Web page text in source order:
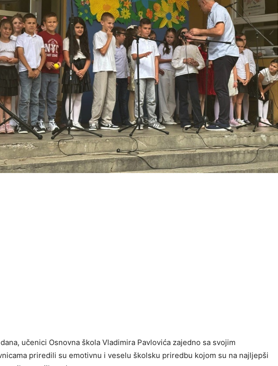
učenici Osnovna škola Vladimira Pavlovića zajedno sa svojim
priredili su emotivnu i veselu školsku priredbu kojom su na najljepši